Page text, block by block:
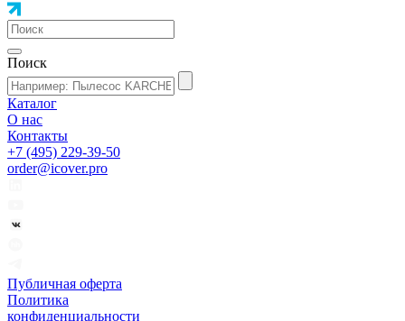
Поиск
Каталог
О нас
Контакты
+7 (495) 229-39-50
order@icover.pro
Публичная оферта
Политика
конфиденциальности